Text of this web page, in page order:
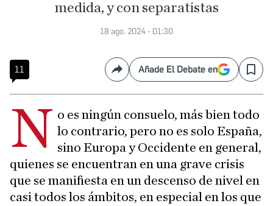
medida, y con separatistas
18 ago. 2024 - 01:30
11 CompartirAñade El Debate en Save
N o es ningún consuelo, más bien todo
lo contrario, pero no es solo España,
sino Europa y Occidente en general,
quienes se encuentran en una grave crisis
que se manifiesta en un descenso de nivel en
casi todos los ámbitos, en especial en los que